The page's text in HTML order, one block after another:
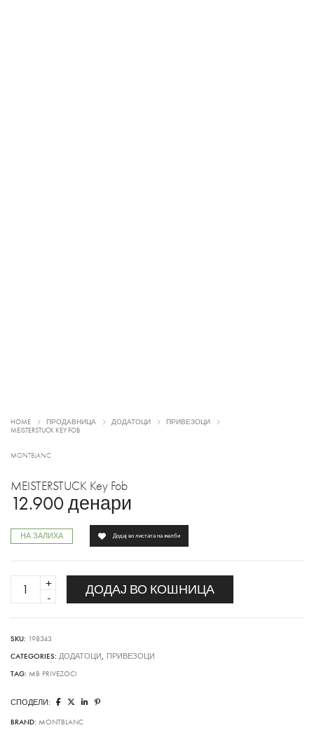
HOME ПРОДАВНИЦА ДОДАТОЦИ
ПРИВЕЗОЦИ
MEISTERSTUCK KEY FOB
MONTBLANC
MEISTERSTUCK Key Fob
12.900 денари
НА ЗАЛИХА
MEISTERSTUCK
Key
ДОДАЈ ВО КОШНИЦА
Додај во листата на желби
SKU: 198343
CATEGORIES: ДОДАТОЦИ, ПРИВЕЗОЦИ
TAG: MB PRIVEZOCI
СПОДЕЛИ:
BRAND: MONTBLANC